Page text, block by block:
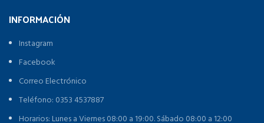
INFORMACIÓN
Instagram
Facebook
Correo Electrónico
Teléfono: 0353 4537887
Horarios: Lunes a Viernes 08:00 a 19:00. Sábado 08:00 a 12:00